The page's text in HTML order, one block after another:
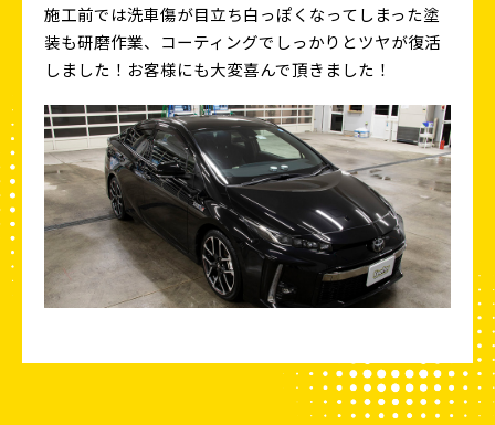
施工前では洗車傷が目立ち白っぽくなってしまった塗
装も研磨作業、コーティングでしっかりとツヤが復活
しました！お客様にも大変喜んで頂きました！